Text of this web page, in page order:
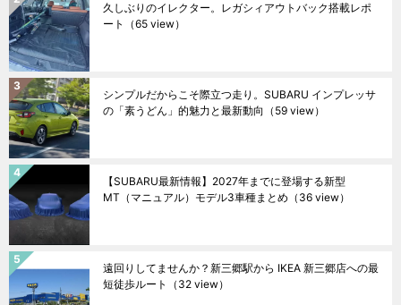
久しぶりのイレクター。レガシィアウトバック搭載レポ
ート
（65 view）
シンプルだからこそ際立つ走り。SUBARU インプレッサ
の「素うどん」的魅力と最新動向 （59 view）
【SUBARU最新情報】2027年までに登場する新型
MT（マニュアル）モデル3車種まとめ （36 view）
遠回りしてませんか？新三郷駅から IKEA 新三郷店への最
短徒歩ルート
（32 view）